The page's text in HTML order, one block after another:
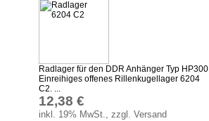
Radlager für den DDR Anhänger Typ HP300
Einreihiges offenes Rillenkugellager 6204
C2. ...
12,38 €
inkl. 19% MwSt., zzgl. Versand